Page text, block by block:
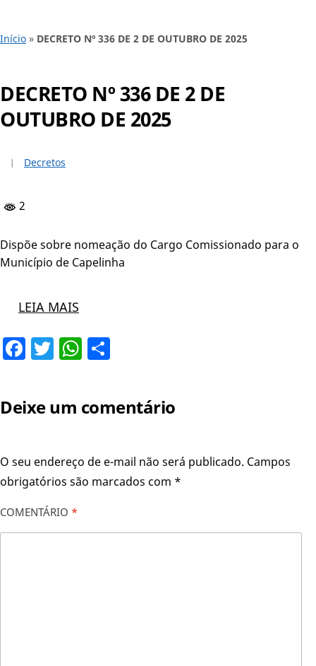
Início » DECRETO Nº 336 DE 2 DE OUTUBRO DE 2025
DECRETO Nº 336 DE 2 DE
OUTUBRO DE 2025
Decretos
2
Dispõe sobre nomeação do Cargo Comissionado para o
Município de Capelinha
LEIA MAIS
Facebook
TwitterWhatsApp
Deixe um comentário
O seu endereço de e-mail não será publicado. Campos
obrigatórios são marcados com *
COMENTÁRIO *